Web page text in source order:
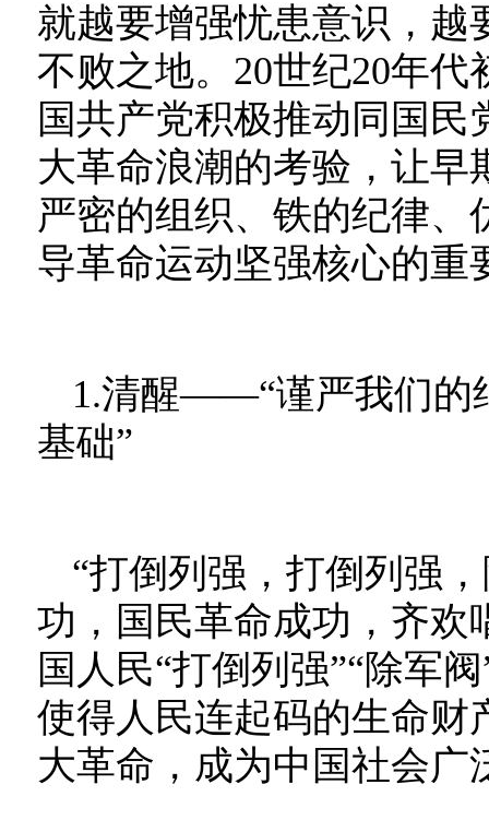
就越要增强忧患意识，越
不败之地。20世纪20年
国共产党积极推动同国
大革命浪潮的考验，让
严密的组织、铁的纪律
导革命运动坚强核心的重
1.清醒——“谨严我们的
基础”
“打倒列强，打倒列强
功，国民革命成功，齐
国人民“打倒列强”“除军
使得人民连起码的生命财
大革命，成为中国社会广